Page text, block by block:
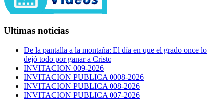
Ultimas noticias
De la pantalla a la montaña: El día en que el grado once lo
dejó todo por ganar a Cristo
INVITACION 009-2026
INVITACION PUBLICA 0008-2026
INVITACION PUBLICA 008-2026
INVITACION PUBLICA 007-2026